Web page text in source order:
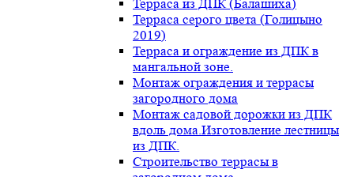
Терраса из ДПК (Балашиха)
Терраса серого цвета (Голицыно
2019)
Терраса и ограждение из ДПК в
мангальной зоне.
Монтаж ограждения и террасы
загородного дома
Монтаж садовой дорожки из ДПК
вдоль дома.Изготовление лестницы
из ДПК.
Строительство террасы в